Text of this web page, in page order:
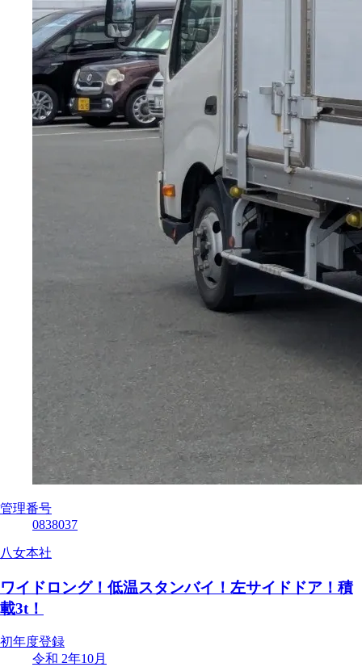
管理番号
0838037
八女本社
ワイドロング！低温スタンバイ！左サイドドア！積
載3t！
初年度登録
令和 2年10月